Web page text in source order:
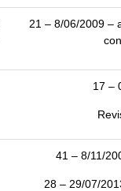
21 – 8/06/2009 –
17 –
41 – 8/11/
28 – 29/07/